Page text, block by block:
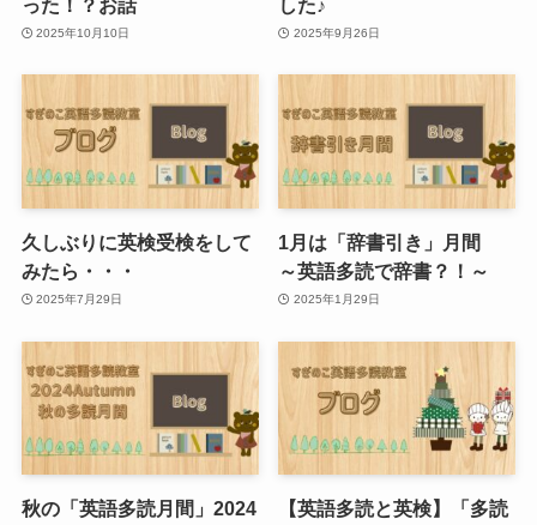
った！？お話
2025年10月10日
した♪
2025年9月26日
久しぶりに英検受検をして
みたら・・・
2025年7月29日
1月は「辞書引き」月間
～英語多読で辞書？！～
2025年1月29日
秋の「英語多読月間」2024
【英語多読と英検】「多読